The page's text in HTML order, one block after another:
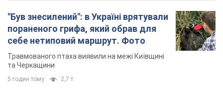
"Був знесилений": в Україні врятували
пораненого грифа, який обрав для
себе нетиповий маршрут. Фото
Травмованого птаха виявили на межі Київщині
та Черкащини
5 годин тому 2,7 т.